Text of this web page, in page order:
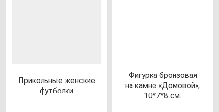
При­коль­ные жен­ские
фут­бол­ки
Фигур­ка брон­зо­вая
на кам­не «Домо­вой»,
10*7*8 см.